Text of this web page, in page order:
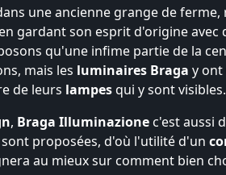
une ancienne grange de ferme,
gardant son esprit d'origine avec
qu'une infime partie de la
mais les luminaires Braga y ont
de leurs lampesqui y sont visibles.
, Braga Illuminazione c'est aussi
proposées, d'où l'utilité d'un
au mieux sur comment bien